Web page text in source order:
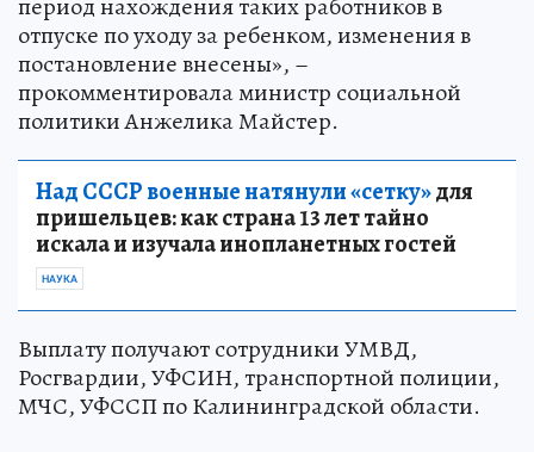
отпуске по уходу за ребенком, изменения в
постановление внесены», –
прокомментировала министр социальной
политики Анжелика Майстер.
Над СССР военные натянули «сетку»для
пришельцев: как страна 13 лет тайно
искала и изучала инопланетных гостей
НАУКА
Выплату получают сотрудники УМВД,
Росгвардии, УФСИН, транспортной полиции,
МЧС, УФССП по Калининградской области.